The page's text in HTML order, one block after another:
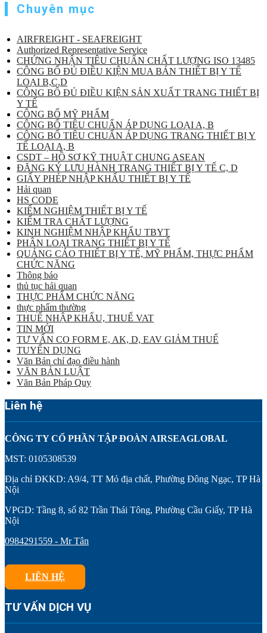
Chuyên mục
AIRFREIGHT - SEAFREIGHT
Authorized Representative Service
CHỨNG NHẬN TIÊU CHUẨN CHẤT LƯỢNG ISO 13485
CÔNG BỐ ĐỦ ĐIỀU KIỆN MUA BÁN THIẾT BỊ Y TẾ
LOẠI B,C,D
CÔNG BỐ ĐỦ ĐIỀU KIỆN SẢN XUẤT TRANG THIẾT BỊ
Y TẾ
CÔNG BỐ MỸ PHẨM
CÔNG BỐ TIÊU CHUẨN ÁP DỤNG LOẠI A, B
CÔNG BỐ TIÊU CHUẨN ÁP DỤNG TRANG THIẾT BỊ Y
TẾ LOẠI A, B
CSDT – HỒ SƠ KỸ THUẬT CHUNG ASEAN
ĐĂNG KÝ LƯU HÀNH TRANG THIẾT BỊ Y TẾ C, D
GIẤY PHÉP NHẬP KHẨU THIẾT BỊ Y TẾ
Hải quan
HS CODE
KIỂM NGHIỆM THIẾT BỊ Y TẾ
KIỂM TRA CHẤT LƯỢNG
KINH NGHIỆM NHẬP KHẨU TBYT
PHÂN LOẠI TRANG THIẾT BỊ Y TẾ
QUẢNG CÁO THIẾT BỊ Y TẾ, MỸ PHẨM, THỰC PHẨM
CHỨC NĂNG
Thông báo
thủ tục hải quan
THỰC PHẨM CHỨC NĂNG
thực phẩm thường
THUẾ NHẬP KHẨU, THUẾ VAT
TIN MỚI
TƯ VẤN CO FORM E, AK, D, EAV GIẢM THUẾ
TUYỂN DỤNG
Văn Bản chỉ đạo điều hành
VĂN BẢN LUẬT
Văn Bản Pháp Quy
Liên hệ
CÔNG TY CỔ PHẦN TẬP ĐOÀN AIRSEAGLOBAL
MST: 0105308539
Địa chỉ ĐKKD: A9/4, TT Mỏ địa chất, Phường Đông Ngạc, TP Hà
Nội
VPGD: Tầng 8, số 82 Trần Thái Tông, Phường Cầu Giấy, TP Hà
Nội
0984291559 - Mr Tân
LIÊN HỆ
TƯ VẤN DỊCH VỤ